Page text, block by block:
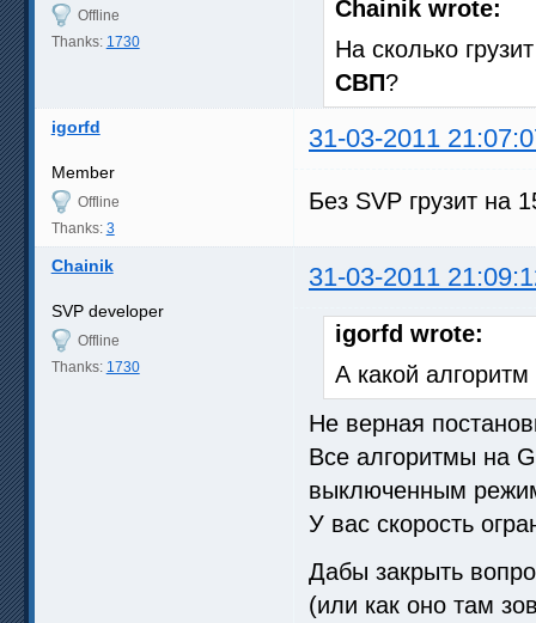
Offline
Thanks: 1730
Chainik wrote:
На сколько
СВП?
igorfd 31-03-2011
Member
Offline
Thanks: 3
Без SVP грузит на
Chainik 31-03-2011
SVP developer
Offline
Thanks: 1730
igorfd wrote:
А какой
Не верная
Все алгоритмы на
выключенным
У вас скорость
Дабы закрыть
(или как оно там